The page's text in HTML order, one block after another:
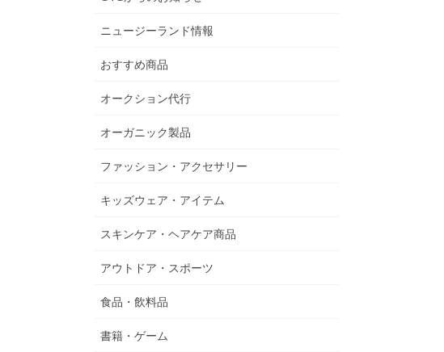
ニュージーランド情報
おすすめ商品
オークション代行
オーガニック製品
ファッション・アクセサリー
キッズウェア・アイテム
スキンケア・ヘアケア商品
アウトドア・スポーツ
食品・飲料品
書籍・ゲーム